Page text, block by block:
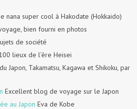
nana super cool à Hakodate (Hokkaido)
bien fourni en photos
de société
lieux de l’ère Heisei
Japon, Takamatsu, Kagawa et Shikoku, par
Excellent blog de voyage sur le Japon
au Japon Eva de Kobe